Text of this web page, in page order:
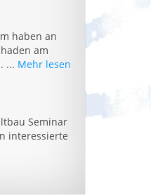
haben an
am
... Mehr lesen
Seminar
interessierte